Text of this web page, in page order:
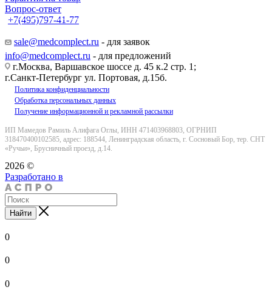
Вопрос-ответ
+7(495)797-41-77
sale@medcomplect.ru - для заявок
info@medcomplect.ru - для предложений
г.Москва, Варшавское шоссе д. 45 к.2 стр. 1;
г.Санкт-Петербург ул. Портовая, д.15б.
Политика конфиденциальности
Обработка персональных данных
Получение информационной и рекламной рассылки
ИП Мамедов Рамиль Алифага Оглы, ИНН 471403968803, ОГРНИП
318470400102585, адрес: 188544, Ленинградская область, г. Сосновый Бор, тер. СНТ
«Ручьи», Брусничный проезд, д.14.
2026 ©
Разработано в
Найти
0
0
0